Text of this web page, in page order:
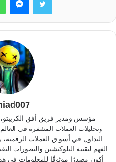
مؤسس ومدير فريق أفق
وتحليلات العملات المشفرة في
التداول في أسواق العملات
الفهم لتقنية البلوكتشين والتطورات
أكون مصدرًا موثوقًا للمعلومات في